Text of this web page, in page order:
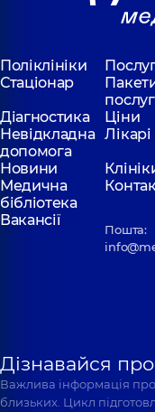
Поліклініки
Стаціонар
послуг
Діагностика
Ціни
Невідкладна
допомога
Лікарі
Новини
Медична
бібліотека
Вакансії
Пошта:
Дізнавайся
Важлива інформація
близьких. Цикл